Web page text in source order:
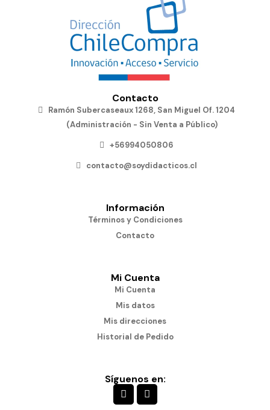
Contacto
Ramón Subercaseaux 1268, San Miguel Of. 1204
(Administración - Sin Venta a Público)
+56994050806
contacto@soydidacticos.cl
Información
Términos y Condiciones
Contacto
Mi Cuenta
Mi Cuenta
Mis datos
Mis direcciones
Historial de Pedido
Síguenos en: